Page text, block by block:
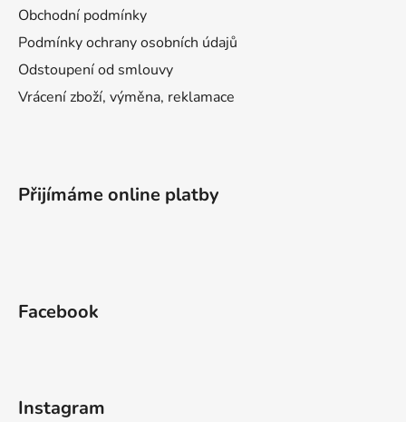
Obchodní podmínky
Podmínky ochrany osobních údajů
Odstoupení od smlouvy
Vrácení zboží, výměna, reklamace
Přijímáme online platby
Facebook
Instagram